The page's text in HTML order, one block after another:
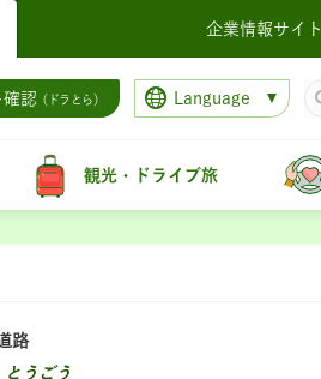
企業情報サイト
確認 （ドラとら） Language
観光・ドライブ旅
路
とうごう